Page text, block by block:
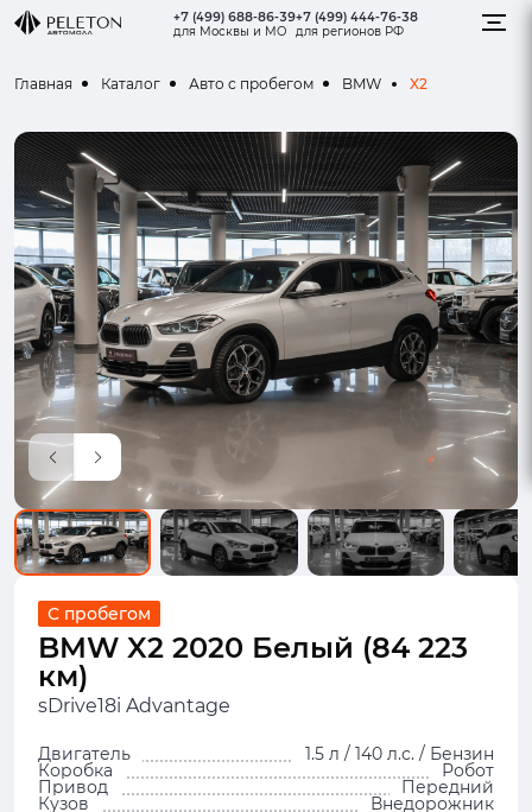
+7 (499) 688-86-39
для Москвы и МО
+7 (499) 444-76-38
для регионов РФ
Главная Каталог Авто с пробегом BMW X2
С пробегом
BMW X2 2020 Белый (84 223
км)
sDrive18i Advantage
Двигатель 1.5 л / 140 л.с. / Бензин
Коробка Робот
Привод Передний
Кузов Внедорожник